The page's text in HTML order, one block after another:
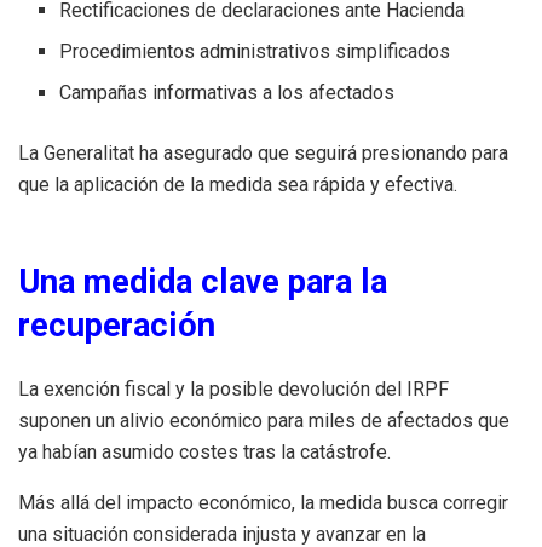
Rectificaciones de declaraciones ante Hacienda
Procedimientos administrativos simplificados
Campañas informativas a los afectados
La Generalitat ha asegurado que seguirá presionando para
que la aplicación de la medida sea rápida y efectiva.
Una medida clave para la
recuperación
La exención fiscal y la posible devolución del IRPF
suponen un alivio económico para miles de afectados que
ya habían asumido costes tras la catástrofe.
Más allá del impacto económico, la medida busca corregir
una situación considerada injusta y avanzar en la